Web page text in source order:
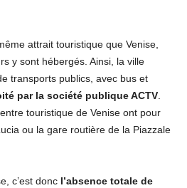
attrait touristique que Venise,
y sont hébergés. Ainsi, la ville
transports publics, avec bus et
par la société publique ACTV.
touristique de Venise ont pour
ou la gare routière de la Piazzale
c’est donc l’absence totale de